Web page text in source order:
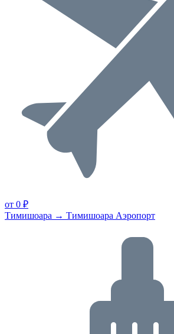
от 0 ₽
Тимишоара → Тимишоара Аэропорт